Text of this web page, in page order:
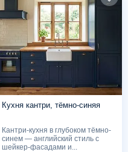
Кухня кантри, тёмно-синяя
Кантри-кухня в глубоком тёмно-
синем — английский стиль с
шейкер-фасадами и...